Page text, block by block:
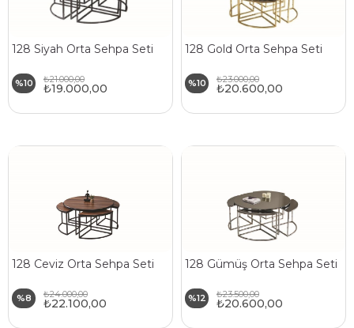
128 Siyah Orta Sehpa Seti
%10 ₺19.000,00
₺21.000,00
128 Gold Orta Sehpa Seti
%10 ₺20.600,00
₺23.000,00
128 Ceviz Orta Sehpa Seti
%8 ₺22.100,00
₺24.000,00
128 Gümüş Orta Sehpa Seti
%12 ₺20.600,00
₺23.500,00